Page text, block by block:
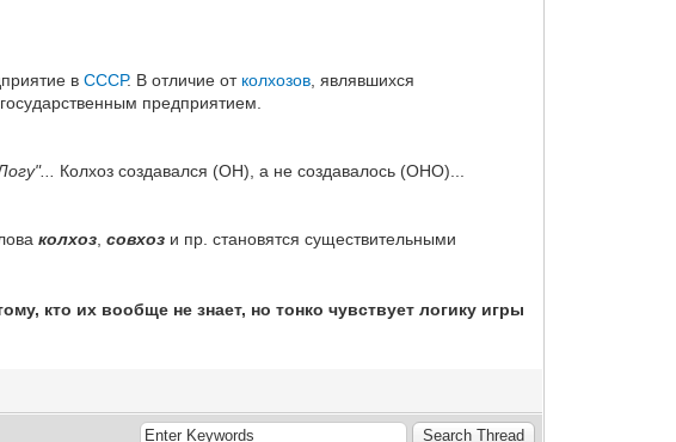
вСССР. В отличие от колхозов , являвшихся
государственным предприятием.
Колхоз создавался (ОН), а не создавалось (ОНО)...
колхоз ,совхоз и пр. становятся существительными
кто их вообще не знает, но тонко чувствует логику игры